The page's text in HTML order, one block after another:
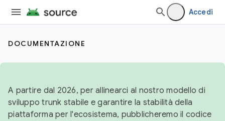
Accedi
DOCUMENTAZIONE
A partire dal 2026, per allinearci al nostro modello di
sviluppo trunk stabile e garantire la stabilità della
piattaforma per l'ecosistema, pubblicheremo il codice